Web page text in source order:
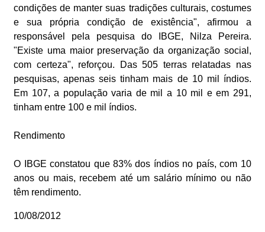
condições de manter suas tradições culturais, costumes
e sua própria condição de existência", afirmou a
responsável pela pesquisa do IBGE, Nilza Pereira.
"Existe uma maior preservação da organização social,
com certeza", reforçou. Das 505 terras relatadas nas
pesquisas, apenas seis tinham mais de 10 mil índios.
Em 107, a população varia de mil a 10 mil e em 291,
tinham entre 100 e mil índios.
Rendimento
O IBGE constatou que 83% dos índios no país, com 10
anos ou mais, recebem até um salário mínimo ou não
têm rendimento.
10/08/2012